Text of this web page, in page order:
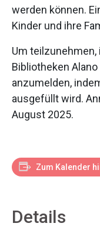
werden können.
Kinder und ihre
Um
Bibliotheken
anzumelden,
ausgefüllt wird.
August 2025.
Zum Kalender
Details